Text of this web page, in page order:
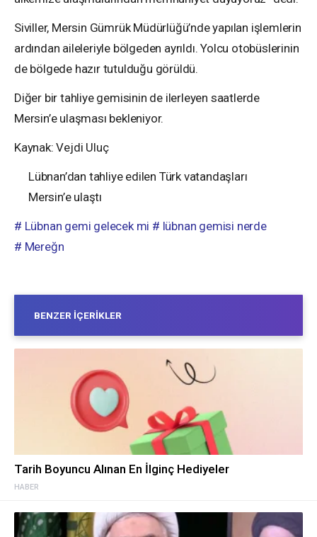
Siviller, Mersin Gümrük Müdürlüğü’nde yapılan işlemlerin
ardından aileleriyle bölgeden ayrıldı. Yolcu otobüslerinin
de bölgede hazır tutulduğu görüldü.
Diğer bir tahliye gemisinin de ilerleyen saatlerde
Mersin’e ulaşması bekleniyor.
Kaynak: Vejdi Uluç
Lübnan’dan tahliye edilen Türk vatandaşları
Mersin’e ulaştı
# Lübnan gemi gelecek mi # lübnan gemisi nerde
# Mereğn
BENZER İÇERIKLER
HABER
Tarih Boyuncu Alınan En İlginç Hediyeler